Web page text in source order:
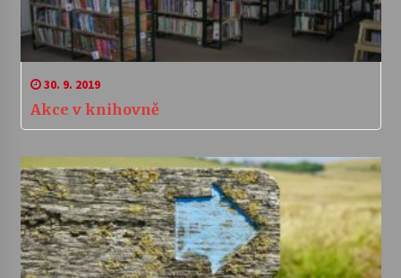
30. 9. 2019
Akce v knihovně